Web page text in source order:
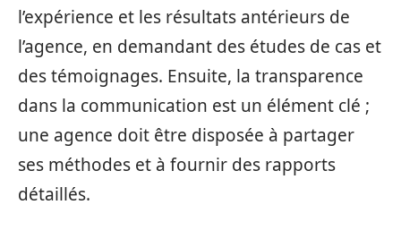
l’expérience et les résultats antérieurs de
l’agence, en demandant des études de cas et
des témoignages. Ensuite, la transparence
dans la communication est un élément clé ;
une agence doit être disposée à partager
ses méthodes et à fournir des rapports
détaillés.